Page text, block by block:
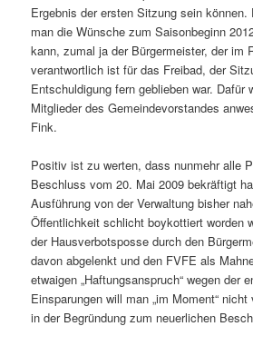
Ergebnis der ersten Sitzung sein
man die Wünsche zum Saisonbeginn
kann, zumal ja der Bürgermeister, der im
verantwortlich ist für das Freibad, der
Entschuldigung fern geblieben war. Dafür
Mitglieder des Gemeindevorstandes
Fink.
Positiv ist zu werten, dass nunmehr alle
Beschluss vom 20. Mai 2009 bekräftigt
Ausführung von der Verwaltung bisher
Öffentlichkeit schlicht boykottiert worden
der Hausverbotsposse durch den
davon abgelenkt und den FVFE als
etwaigen „Haftungsanspruch“ wegen der
Einsparungen will man „im Moment“
in der Begründung zum neuerlichen